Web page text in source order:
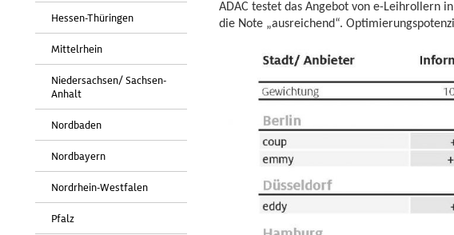
Hessen-Thüringen
Mittelrhein
Niedersachsen/ Sachsen-
Anhalt
Nordbaden
Nordbayern
Nordrhein-Westfalen
Pfalz
ADAC testet das Angebot von e-Leihrollern
die Note „ausreichend“.